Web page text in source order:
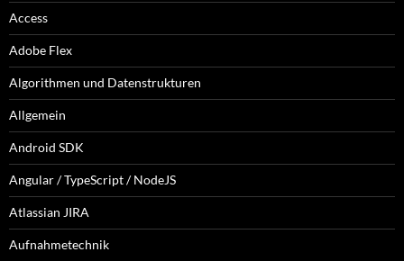
Access
Adobe Flex
Algorithmen und Datenstrukturen
Allgemein
Android SDK
Angular / TypeScript / NodeJS
Atlassian JIRA
Aufnahmetechnik